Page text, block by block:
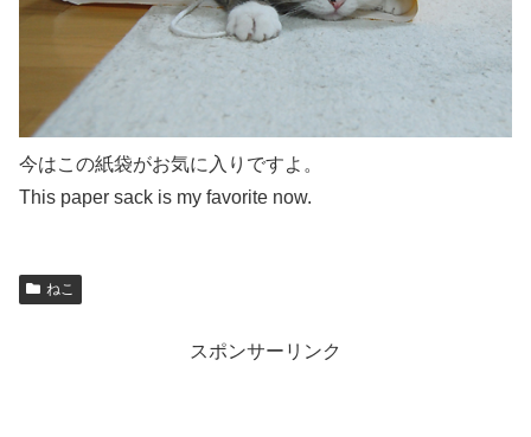
今はこの紙袋がお気に入りですよ。
This paper sack is my favorite now.
ねこ
スポンサーリンク